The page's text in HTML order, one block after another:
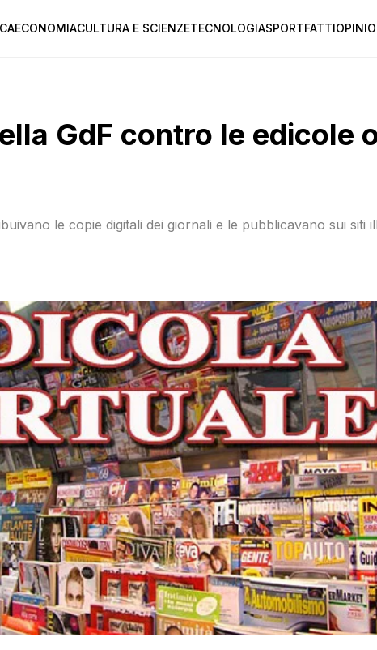
ECONOMIACULTURA E SCIENZETECNOLOGIASPORTFATTI
GdF contro le edicole
le copie digitali dei giornali e le pubblicavano sui siti